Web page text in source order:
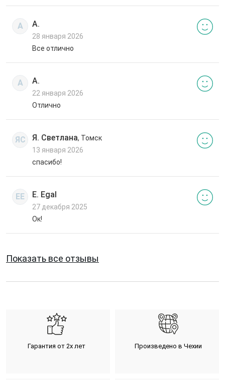
А А.
28 января 2026
Все отлично
А А.
22 января 2026
Отлично
ЯС Я. Светлана, Томск
13 января 2026
спасибо!
EE E. Egal
27 декабря 2025
Ок!
Показать все отзывы
Гарантия от 2х лет Произведено в Чехии